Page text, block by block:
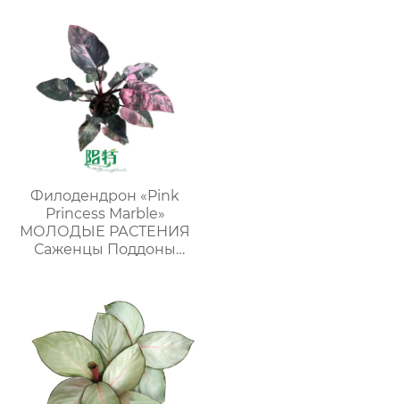
Филодендрон «Pink
Princess Marble»
МОЛОДЫЕ РАСТЕНИЯ
Саженцы Поддоны